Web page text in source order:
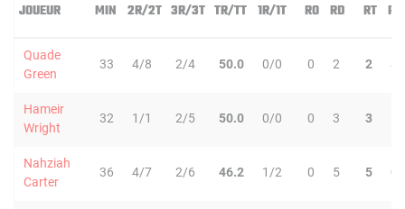
JOUEUR MIN 2R/2T 3R/3T TR/TT 1R/1T RO RD RT PD
Quade
Green
33 4/8 2/4 50.0 0/0 0 2 2 8
Hameir
Wright
32 1/1 2/5 50.0 0/0 0 3 3
Nahziah
Carter
36 4/7 2/6 46.2 1/2 0 5 5 0